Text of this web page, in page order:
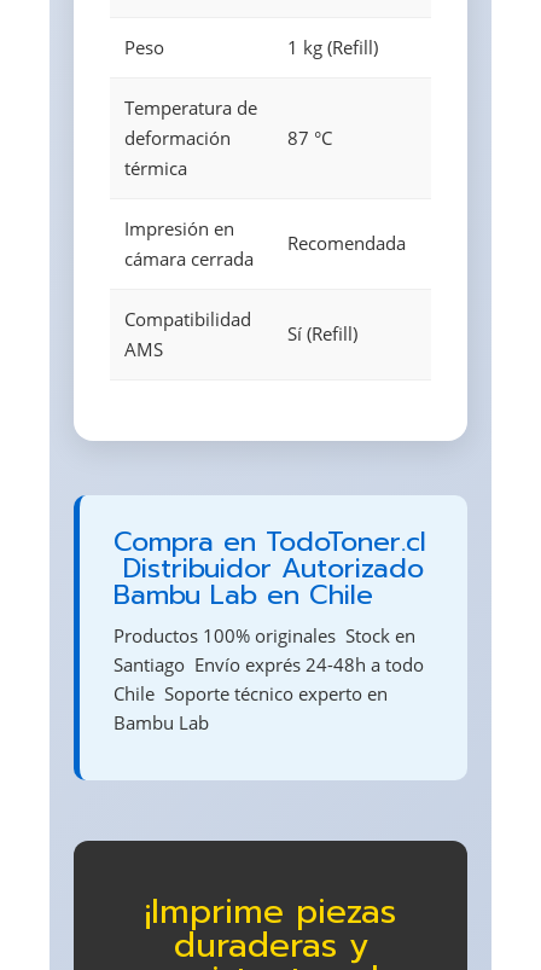
Peso 1 kg (Refill)
Temperatura de
deformación
térmica
87 °C
Impresión en
cámara cerrada
Recomendada
Compatibilidad
AMS
Sí (Refill)
Compra en TodoToner.cl
 Distribuidor Autorizado
Bambu Lab en Chile
Productos 100% originales  Stock en
Santiago  Envío exprés 24-48h a todo
Chile  Soporte técnico experto en
Bambu Lab
¡Imprime piezas
duraderas y